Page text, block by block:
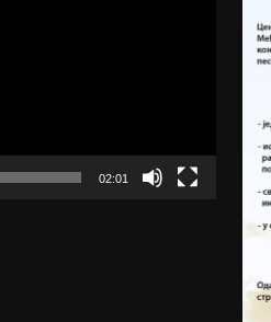
02:01